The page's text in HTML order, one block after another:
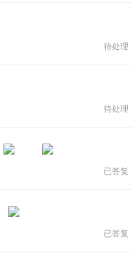
待处理
待处理
已答复
已答复